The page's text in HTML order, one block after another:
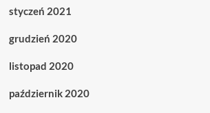
styczeń 2021
grudzień 2020
listopad 2020
październik 2020